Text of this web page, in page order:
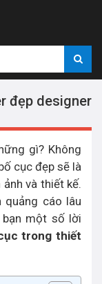
đẹp designer
gì? Không
cục đẹp sẽ là
và thiết kế.
quảng cáo lâu
một số lời
trong thiết